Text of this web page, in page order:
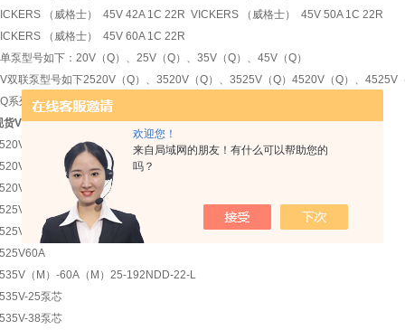
欢迎您！
来自局域网的朋友！有什么可以帮助您的
吗？
（威格士） 45V 42A 1C 22R VICKERS （威格士） 45V 50A 1C 22R
（威格士） 45V 60A 1C 22R
泵型号如下：20V（Q）、25V（Q）、35V（Q）、45V（Q）
双联泵型号如下2520V（Q）、3520V（Q）、3525V（Q）4520V（Q）、4525V
系列：4535VQ 2520VQ
货VICKERS美国威格士柱塞泵液压
1CC22R
60A12-1CC-22R
更换50泵芯
21泵芯
42A泵芯
（M）-60A（M）25-192NDD-22-L
25泵芯
38泵芯